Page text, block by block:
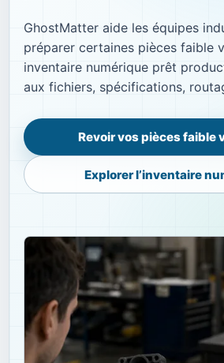
GhostMatter aide les équipes
préparer certaines pièces faible
inventaire numérique prêt
aux fichiers, spécifications,
Revoir vos pièces faible
Explorer l’inventaire